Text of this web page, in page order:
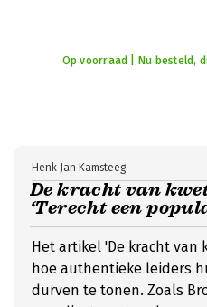
Op voorraad | Nu besteld,
De kracht van
‘Terecht een
Henk Jan Kamsteeg
Het artikel 'De kracht van
hoe authentieke leiders
durven te tonen. Zoals